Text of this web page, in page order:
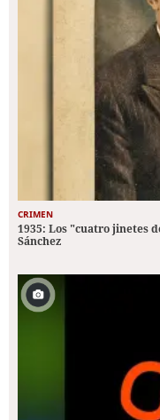
CRIMEN
1935: Los "cuatro jinetes
Sánchez